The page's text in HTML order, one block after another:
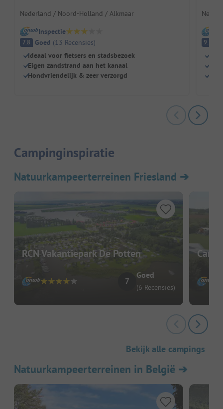
Nederland / Noord-Holland / Alkmaar
Inspectie
7.8 Goed (13 Recensies)
Ideaal voor fietsers en stadsbezoek
Eigen zandstrand aan het kanaal
Hondvriendelijk & zeer verzorgd
9.5
Campinginspiratie
Natuurkampeerterreinen Friesland ➔
RCN Vakantiepark De Potten
7
Goed
(6 Recensies)
Bekijk alle campings
Natuurkampeerterreinen in België ➔